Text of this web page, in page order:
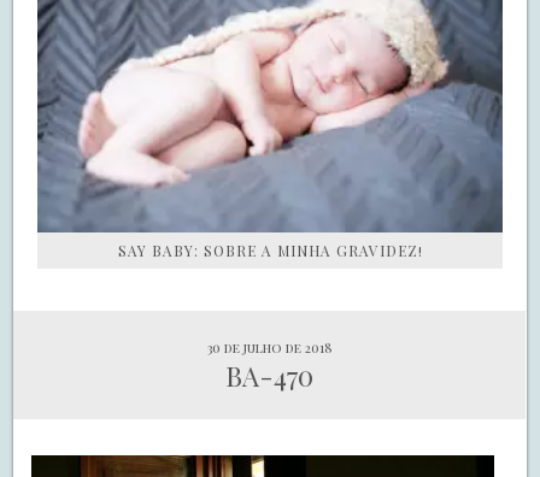
SAY BABY: SOBRE A MINHA GRAVIDEZ!
30 de julho de 2018
BA-470